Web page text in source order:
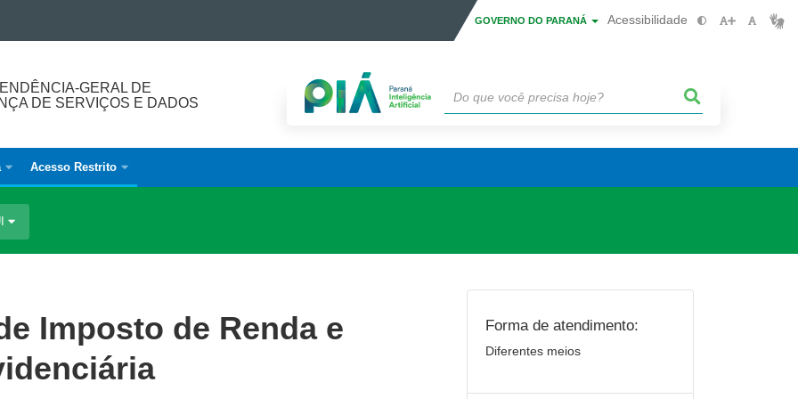
GOVERNO DO PARANÁ Acessibilidade
GERAL DE
DE SERVIÇOS E DADOS
Acesso Restrito
Imposto de Renda e
Forma de atendimento:
Diferentes meios